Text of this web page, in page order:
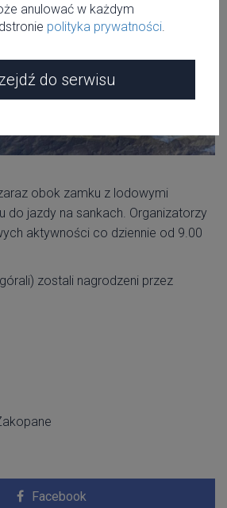
obok zamku z lodowymi
do jazdy na sankach. Organizatorzy
aktywności co dziennie od 9.00
zostali nagrodzeni przez
Facebook
anulować w każdym
polityka prywatności.
do serwisu